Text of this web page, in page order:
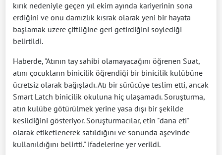
kırık nedeniyle geçen yıl ekim ayında kariyerinin sona
erdiğini ve onu damızlık kısrak olarak yeni bir hayata
başlamak üzere çiftliğine geri getirdiğini söylediği
belirtildi.
Haberde, "Atının tay sahibi olamayacağını öğrenen Suat,
atını çocukların binicilik öğrendiği bir binicilik kulübüne
ücretsiz olarak bağışladı. Atı bir sürücüye teslim etti, ancak
Smart Latch binicilik okuluna hiç ulaşamadı. Soruşturma,
atın kulübe götürülmek yerine yasa dışı bir şekilde
kesildiğini gösteriyor. Soruşturmacılar, etin "dana eti"
olarak etiketlenerek satıldığını ve sonunda aşevinde
kullanıldığını belirtti." ifadelerine yer verildi.